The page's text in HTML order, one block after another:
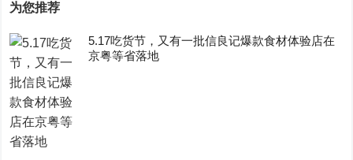
为您推荐
5.17吃货节，又有一批信良记爆款食材体验店在
京粤等省落地